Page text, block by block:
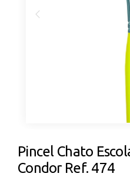
Pincel Chato
Condor Ref. 474